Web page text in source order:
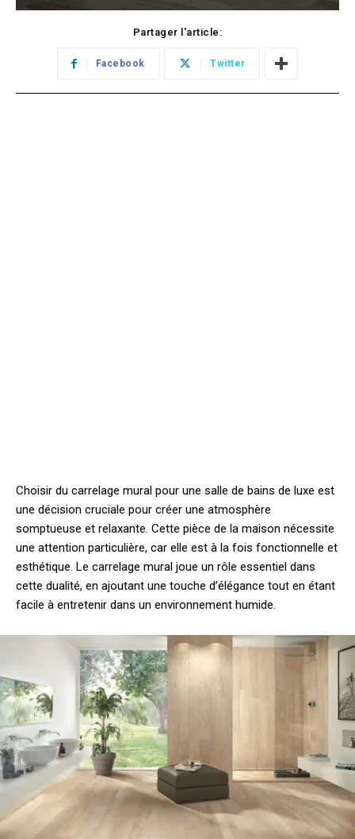
Partager l'article:
Facebook Twitter
Choisir du carrelage mural pour une salle de bains de luxe est
une décision cruciale pour créer une atmosphère
somptueuse et relaxante. Cette pièce de la maison nécessite
une attention particulière, car elle est à la fois fonctionnelle et
esthétique. Le carrelage mural joue un rôle essentiel dans
cette dualité, en ajoutant une touche d’élégance tout en étant
facile à entretenir dans un environnement humide.